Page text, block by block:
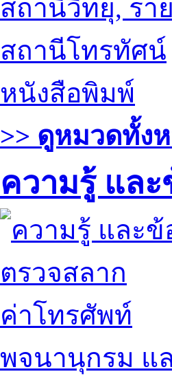
สถานีวิทยุ, รา
สถานีโทรทัศน์
หนังสือพิมพ์
>> ดูหมวดทั้ง
ความรู้ แล
ตรวจสลาก
ค่าโทรศัพท์
พจนานุกรม แ